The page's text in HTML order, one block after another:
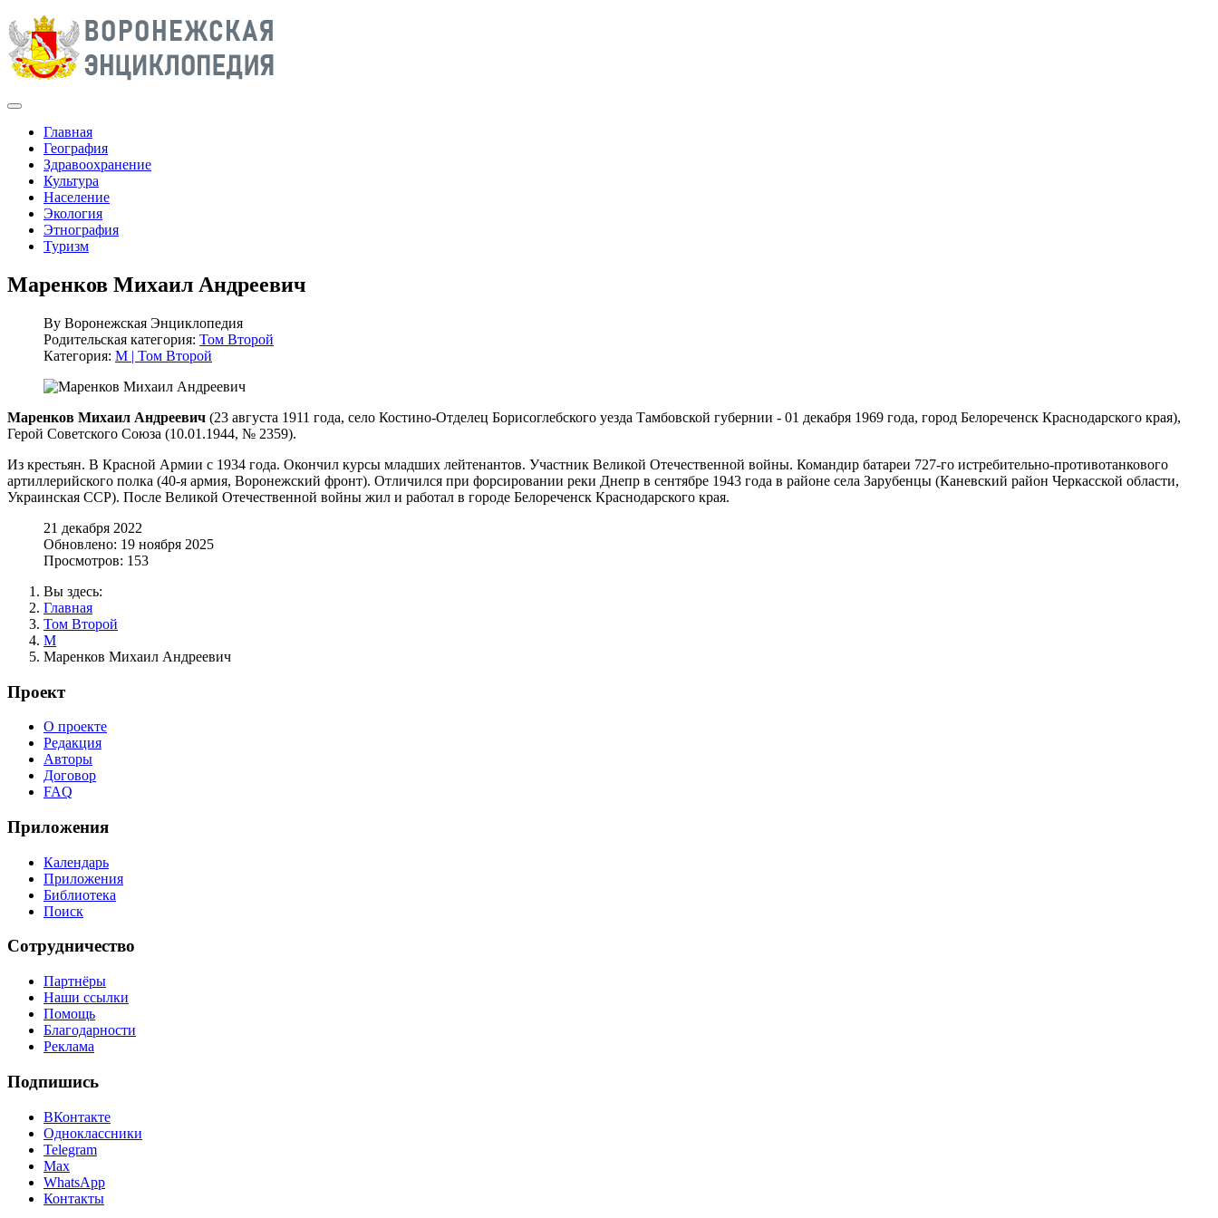
Главная
География
Здравоохранение
Культура
Население
Экология
Этнография
Туризм
Маренков Михаил Андреевич
By Воронежская Энциклопедия
Родительская категория: Том Второй
Категория: М | Том Второй
Маренков Михаил Андреевич (23 августа 1911 года, село Костино-Отделец Борисоглебского уезда Тамбовской губернии - 01 декабря 1969 года, город Белореченск Краснодарского края),
Герой Советского Союза (10.01.1944, № 2359).
Из крестьян. В Красной Армии с 1934 года. Окончил курсы младших лейтенантов. Участник Великой Отечественной войны. Командир батареи 727-го истребительно-противотанкового
артиллерийского полка (40-я армия, Воронежский фронт). Отличился при форсировании реки Днепр в сентябре 1943 года в районе села Зарубенцы (Каневский район Черкасской области,
Украинская ССР). После Великой Отечественной войны жил и работал в городе Белореченск Краснодарского края.
21 декабря 2022
Обновлено: 19 ноября 2025
Просмотров: 153
Вы здесь:
Главная
Том Второй
М
Маренков Михаил Андреевич
Проект
О проекте
Редакция
Авторы
Договор
FAQ
Приложения
Календарь
Приложения
Библиотека
Поиск
Сотрудничество
Партнёры
Наши ссылки
Помощь
Благодарности
Реклама
Подпишись
ВКонтакте
Одноклассники
Telegram
Max
WhatsApp
Контакты